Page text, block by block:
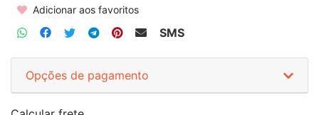
Adicionar aos favoritos
SMS
Opções de pagamento